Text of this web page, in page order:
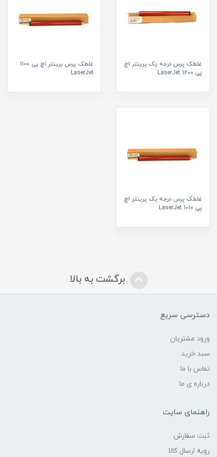
غلطک پرس درجه یک پرینتر اچ
پی 1200 LaserJet
غلطک پرس پرینتر اچ پی 1100
LaserJet
غلطک پرس درجه یک پرینتر اچ
پی 1010 LaserJet
برگشت به بالا
دسترسی سریع
ورود مشتریان
سبد خرید
تماس با ما
درباره ی ما
راهنمای سایت
ثبت سفارش
رویه ارسال کالا